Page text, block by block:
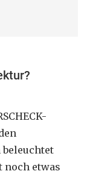
noch etwas